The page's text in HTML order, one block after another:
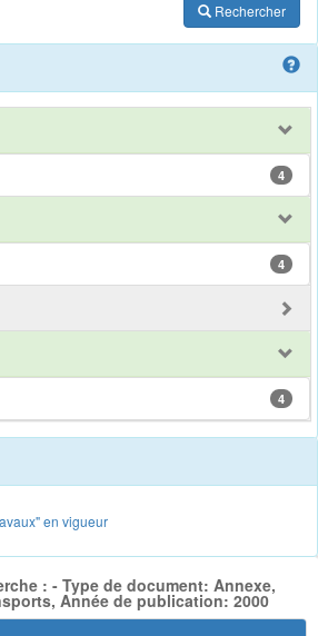
Rechercher
4
4
4
en vigueur
: - Type de document: Annexe,
Année de publication: 2000